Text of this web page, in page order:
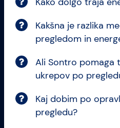
Kakšna je razlika
pregledom in
Ali Sontro pomaga
ukrepov po
Kaj dobim po
pregledu?